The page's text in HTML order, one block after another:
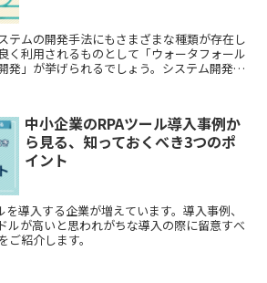
テムの開発手法にもさまざまな種類が存在し
く利用されるものとして「ウォータフォール
発」が挙げられるでしょう。システム開発工
中小企業のRPAツール導入事例か
ら見る、知っておくべき3つのポ
イント
を導入する企業が増えています。導入事例、
ルが高いと思われがちな導入の際に留意すべ
紹介します。